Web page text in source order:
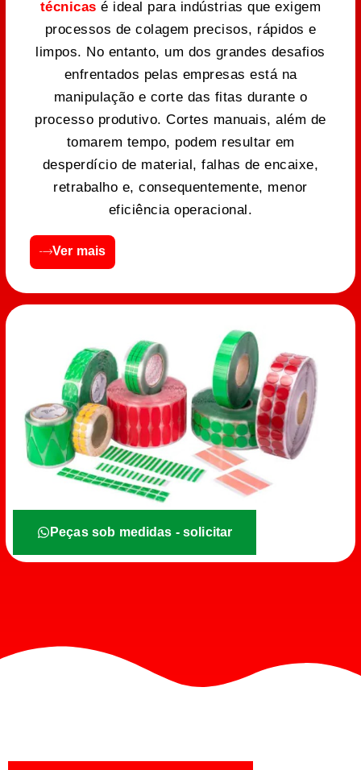
técnicas é ideal para indústrias que exigem
processos de colagem precisos, rápidos e
limpos. No entanto, um dos grandes desafios
enfrentados pelas empresas está na
manipulação e corte das fitas durante o
processo produtivo. Cortes manuais, além de
tomarem tempo, podem resultar em
desperdício de material, falhas de encaixe,
retrabalho e, consequentemente, menor
eficiência operacional.
Ver mais
Peças sob medidas - solicitar